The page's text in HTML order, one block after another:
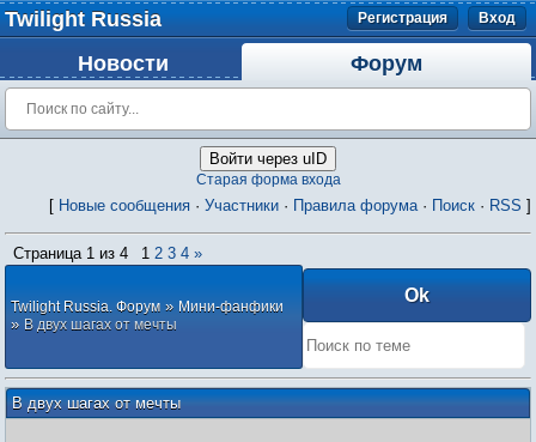
Twilight Russia Регистрация Вход
Новости Форум
Войти через uID
Старая форма входа
[ Новые сообщения · Участники · Правила форума· Поиск · RSS ]
Страница 1 из 4 1 2 3 4 »
Twilight Russia. Форум » Мини-фанфики
» В двух шагах от мечты
В двух шагах от мечты